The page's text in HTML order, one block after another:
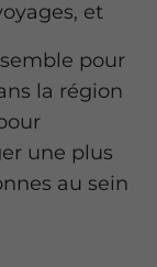
et
pour
la région
une plus
au sein